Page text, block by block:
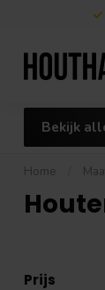
Bekijk
Home
Prijs